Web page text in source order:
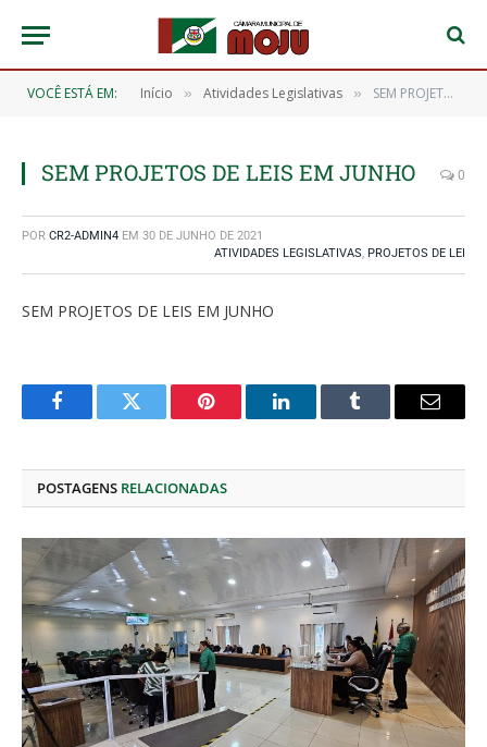
VOCÊ ESTÁ EM: Início » Atividades Legislativas » SEM PROJETOS DE LEIS EM JUNHO
SEM PROJETOS DE LEIS EM JUNHO 0
POR CR2-ADMIN4 EM 30 DE JUNHO DE 2021
ATIVIDADES LEGISLATIVAS, PROJETOS DE LEI
SEM PROJETOS DE LEIS EM JUNHO
FacebookTwitter Pinterest O
Tumblr
E-
POSTAGENS RELACIONADAS